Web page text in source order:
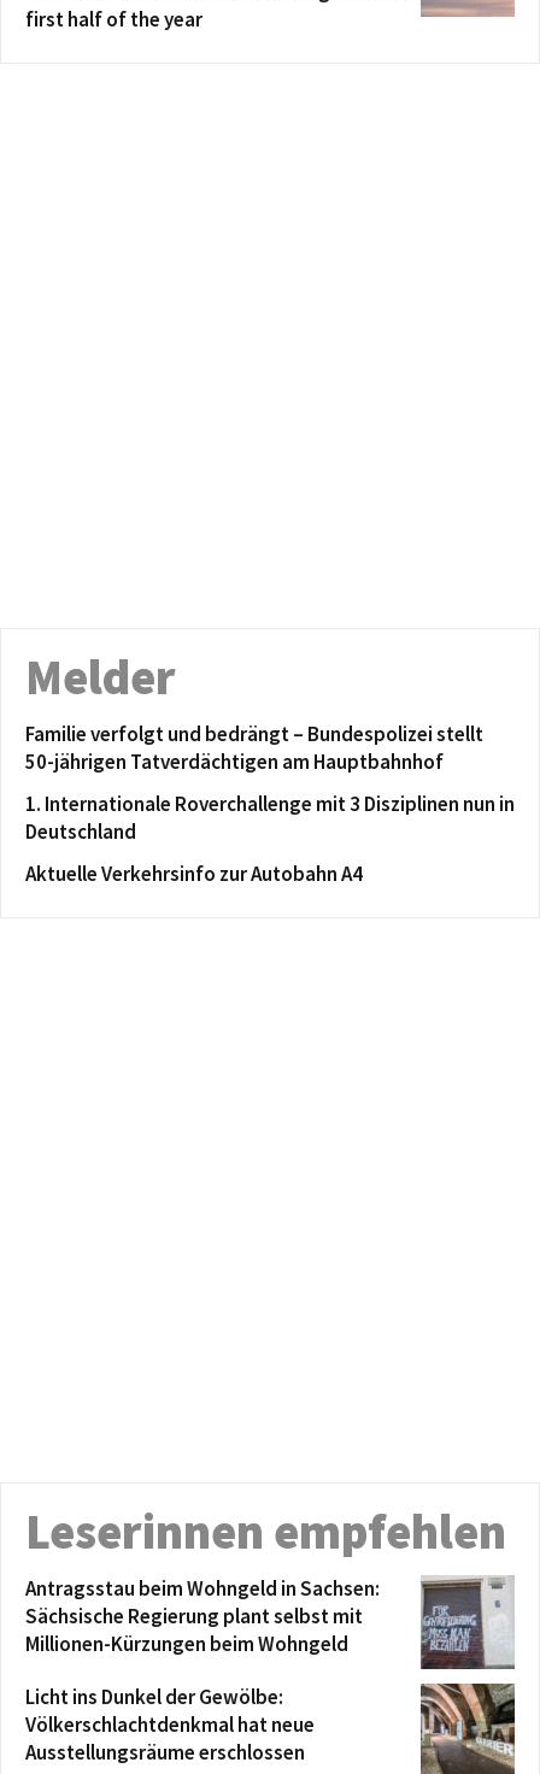
first half of the year
Melder
Familie verfolgt und bedrängt – Bundespolizei stellt
50-jährigen Tatverdächtigen am Hauptbahnhof
1. Internationale Roverchallenge mit 3 Disziplinen nun in
Deutschland
Aktuelle Verkehrsinfo zur Autobahn A4
Leserinnen empfehlen
Antragsstau beim Wohngeld in Sachsen:
Sächsische Regierung plant selbst mit
Millionen-Kürzungen beim Wohngeld
Licht ins Dunkel der Gewölbe:
Völkerschlachtdenkmal hat neue
Ausstellungsräume erschlossen